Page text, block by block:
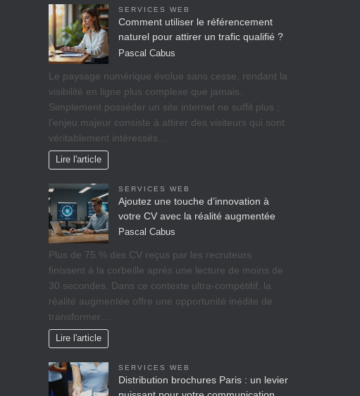
SERVICES WEB
Comment utiliser le référencement
naturel pour attirer un trafic qualifié ?
Pascal Cabus
Le paysage numérique évolue sans cesse, rendant la
visibilité en ligne plus complexe que jamais.
Simplement posséder un site internet ne suffit plus ;
l’enjeu majeur consiste à attirer des visiteurs qui sont
véritablement intéressés…
Lire l'article
SERVICES WEB
Ajoutez une touche d’innovation à
votre CV avec la réalité augmentée
Pascal Cabus
Plus de 75 % des CV reçus par les recruteurs
finissent à la corbeille après une lecture de moins de
30 secondes. Dans ce contexte ultra-compétitif, la
réalité augmentée offre une opportunité inédite de
transformer…
Lire l'article
SERVICES WEB
Distribution brochures Paris : un levier